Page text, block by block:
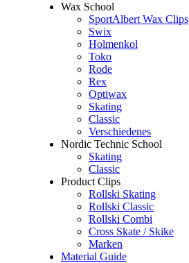
Wax School
SportAlbert Wax Clips
Swix
Holmenkol
Toko
Rode
Rex
Optiwax
Skating
Classic
Verschiedenes
Nordic Technic School
Skating
Classic
Product Clips
Rollski Skating
Rollski Classic
Rollski Combi
Cross Skate / Skike
Marken
Material Guide